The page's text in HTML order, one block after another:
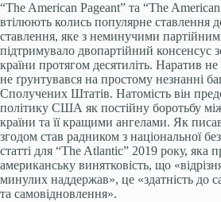
“The American Pageant” та “The
втілюють колись популярне ставлення
ставлення, яке з неминучими
підтримувало двопартійний консенсус
країни протягом десятиліть. Наратив
не ґрунтувався на простому незнанні
Сполучених Штатів. Натомість він
політику США як постійну боротьбу
країни та її кращими ангелами. Як
згодом став радником з національної
статті для “The Atlantic” 2019 року, яка
американську винятковість, що
минулих наддержав», це «здатність до
та самовідновлення».